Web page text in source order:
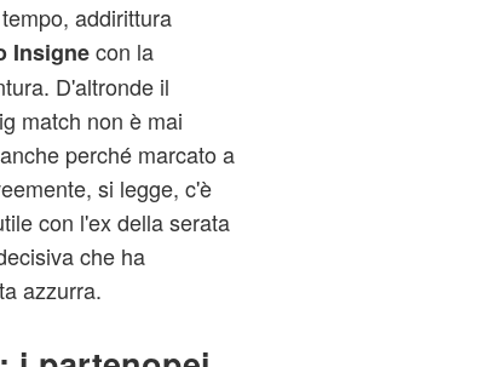
addirittura
Insignecon la
D'altronde il
match non è mai
perché marcato a
si legge, c'è
con l'ex della serata
che ha
azzurra.